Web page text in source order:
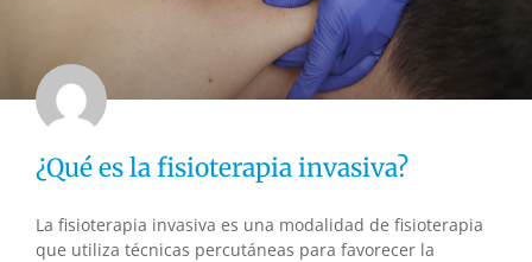
¿Qué es la fisioterapia invasiva?
La fisioterapia invasiva es una modalidad de fisioterapia
que utiliza técnicas percutáneas para favorecer la